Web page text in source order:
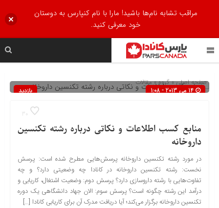
صفحه اصلی» گروه »مقالات
14 می 2013 - 1:08
بازدید
30
منابع کسب اطلاعات و نکاتی درباره رشته تکنسین
داروخانه
در مورد رشته تکنسین داروخانه پرسش‌هایی مطرح شده است: پرسش
نخست: رشته تکنسین داروخانه در کانادا چه وضعیتی دارد؟ و چه
تفاوت‌هایی با رشته داروسازی دارد؟ پرسش دوم: وضعیت اشتغال، کاریابی و
درآمد این رشته چگونه است؟ پرسش سوم: الان جهاد دانشگاهی یک دوره
تکنسین داروخانه برگزار می‌کند؛ آیا دریافت مدرک آن برای کاریابی کانادا […]
مراقب تشابه نام‌ها باشید! مارا با نام کنپارس به دوستان
خود معرفی کنید.